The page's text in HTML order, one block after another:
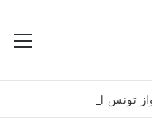
تونس الجنوبية